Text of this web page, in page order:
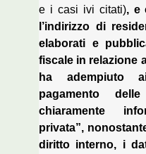
e i casi ivi citati), e
l’indirizzo di
elaborati e
fiscale in relazione
ha adempiuto
pagamento
chiaramente
privata”,
diritto interno, i